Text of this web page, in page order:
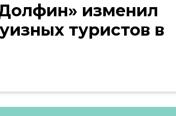
изменил
туристов в